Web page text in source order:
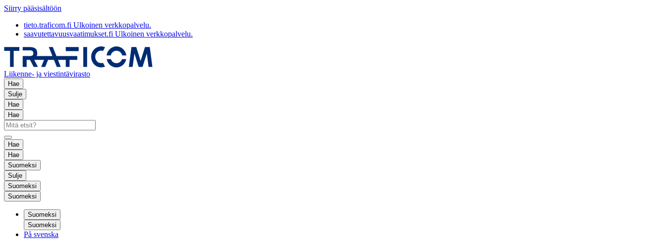
Siirry pääsisältöön
tieto.traficom.fi Ulkoinen verkkopalvelu.
saavutettavuusvaatimukset.fi Ulkoinen verkkopalvelu.
Liikenne- ja viestintävirasto
Hae
Sulje
Hae
Hae
Hae
Hae
Suomeksi
Sulje
Suomeksi
Suomeksi
Suomeksi
Suomeksi
På svenska